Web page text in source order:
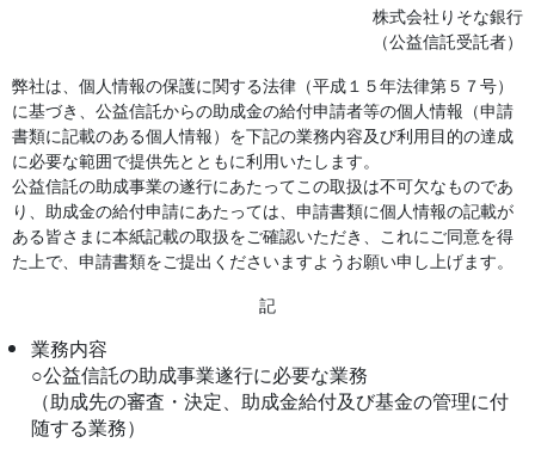
株式会社りそな銀行
（公益信託受託者）
弊社は、個人情報の保護に関する法律（平成１５年法律第５７号）
に基づき、公益信託からの助成金の給付申請者等の個人情報（申請
書類に記載のある個人情報）を下記の業務内容及び利用目的の達成
に必要な範囲で提供先とともに利用いたします。
公益信託の助成事業の遂行にあたってこの取扱は不可欠なものであ
り、助成金の給付申請にあたっては、申請書類に個人情報の記載が
ある皆さまに本紙記載の取扱をご確認いただき、これにご同意を得
た上で、申請書類をご提出くださいますようお願い申し上げます。
記
業務内容
○公益信託の助成事業遂行に必要な業務
（助成先の審査・決定、助成金給付及び基金の管理に付
随する業務）